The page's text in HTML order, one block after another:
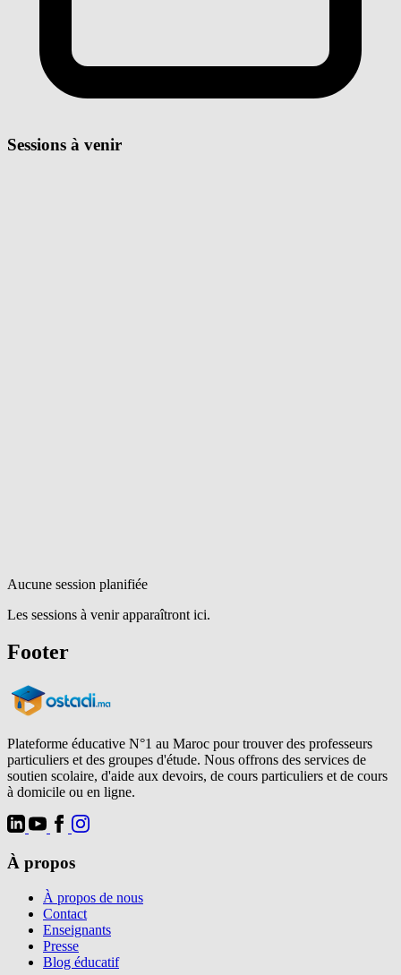
Sessions à venir
Aucune session planifiée
Les sessions à venir apparaîtront ici.
Footer
Plateforme éducative N°1 au Maroc pour trouver des professeurs
particuliers et des groupes d'étude. Nous offrons des services de
soutien scolaire, d'aide aux devoirs, de cours particuliers et de cours
à domicile ou en ligne.
À propos
À propos de nous
Contact
Enseignants
Presse
Blog éducatif